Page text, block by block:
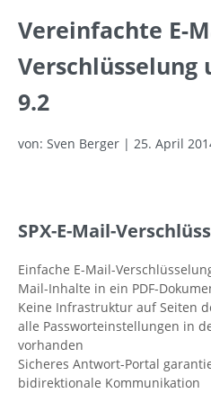
Vereinfachte E-
Verschlüsselung
9.2
von: Sven Berger | 25. April
SPX-E-Mail-
Einfache E-Mail-
Mail-Inhalte in ein PDF-
Keine Infrastruktur auf Seiten
alle Passworteinstellungen in
vorhanden
Sicheres Antwort-Portal
bidirektionale Kommunikation